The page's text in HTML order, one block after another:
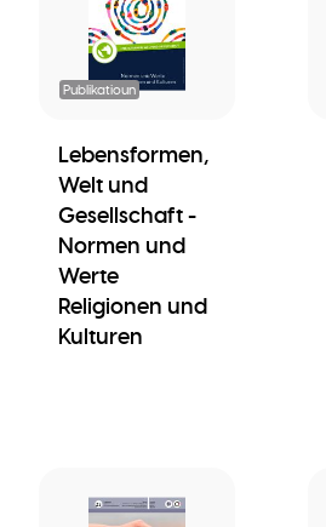
Publikatioun
Lebensformen,
Welt und
Gesellschaft -
Normen und
Werte
Religionen und
Kulturen